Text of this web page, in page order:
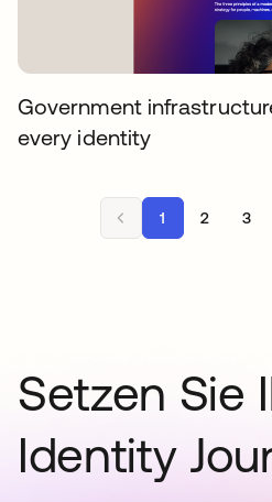
Government
every identity
1 2 3
Setzen Sie
Identity